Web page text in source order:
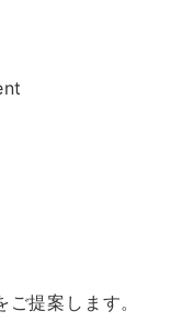
提案します。